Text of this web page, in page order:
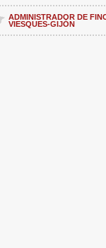
ADMINISTRADOR DE
VIESQUES-GIJÓN